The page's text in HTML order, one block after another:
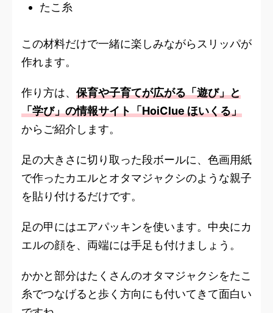
たこ糸
この材料だけで一緒に楽しみながらスリッパが
作れます。
作り方は、 保育や子育てが広がる「遊び」と
「学び」の情報サイト「HoiClue ほいくる」
からご紹介します。
足の大きさに切り取った段ボールに、色画用紙
で作ったカエルとオタマジャクシのような親子
を貼り付けるだけです。
足の甲にはエアパッキンを使います。中央にカ
エルの顔を、両端には手足も付けましょう。
かかと部分はたくさんのオタマジャクシをたこ
糸でつなげると歩く方向にも付いてきて面白い